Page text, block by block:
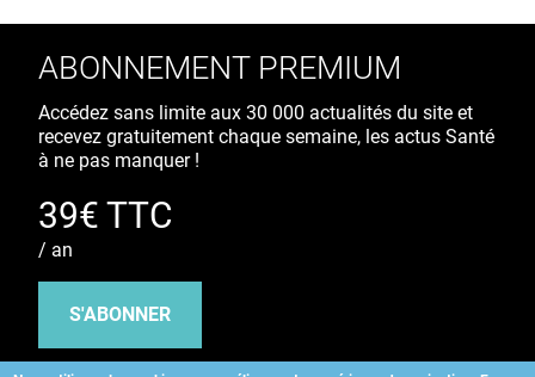
ABONNEMENT PREMIUM
Accédez sans limite aux 30 000 actualités du site et
recevez gratuitement chaque semaine, les actus Santé
à ne pas manquer !
39€ TTC
/ an
S'ABONNER